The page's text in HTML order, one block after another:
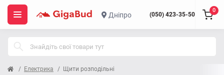
Дніпро (050) 423-35-50
0
Електрика Щити розподільні